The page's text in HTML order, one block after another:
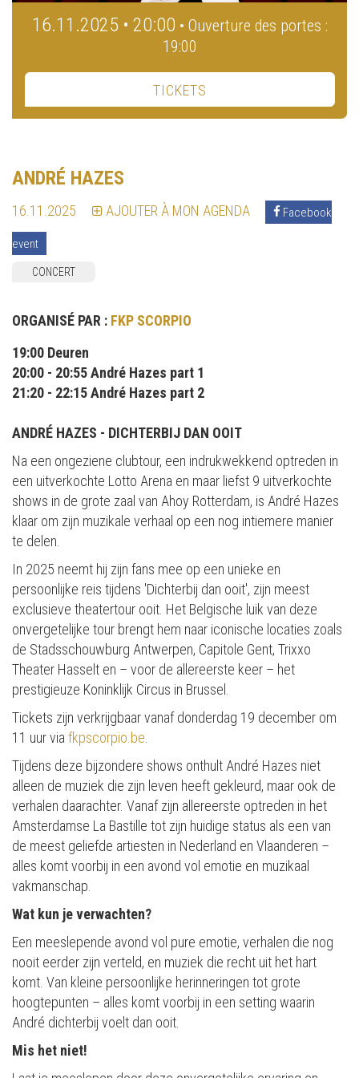
16.11.2025 • 20:00 • Ouverture des portes :
19:00
TICKETS
ANDRÉ HAZES
16.11.2025 AJOUTER À MON AGENDA Facebook
event
CONCERT
ORGANISÉ PAR : FKP SCORPIO
19:00 Deuren
20:00 - 20:55 André Hazes part 1
21:20 - 22:15 André Hazes part 2
ANDRÉ HAZES - DICHTERBIJ DAN OOIT
Na een ongeziene clubtour, een indrukwekkend optreden in
een uitverkochte Lotto Arena en maar liefst 9 uitverkochte
shows in de grote zaal van Ahoy Rotterdam, is André Hazes
klaar om zijn muzikale verhaal op een nog intiemere manier
te delen.
In 2025 neemt hij zijn fans mee op een unieke en
persoonlijke reis tijdens 'Dichterbij dan ooit', zijn meest
exclusieve theatertour ooit. Het Belgische luik van deze
onvergetelijke tour brengt hem naar iconische locaties zoals
de Stadsschouwburg Antwerpen, Capitole Gent, Trixxo
Theater Hasselt en – voor de allereerste keer – het
prestigieuze Koninklijk Circus in Brussel.
Tickets zijn verkrijgbaar vanaf donderdag 19 december om
11 uur viafkpscorpio.be.
Tijdens deze bijzondere shows onthult André Hazes niet
alleen de muziek die zijn leven heeft gekleurd, maar ook de
verhalen daarachter. Vanaf zijn allereerste optreden in het
Amsterdamse La Bastille tot zijn huidige status als een van
de meest geliefde artiesten in Nederland en Vlaanderen –
alles komt voorbij in een avond vol emotie en muzikaal
vakmanschap.
Wat kun je verwachten?
Een meeslepende avond vol pure emotie, verhalen die nog
nooit eerder zijn verteld, en muziek die recht uit het hart
komt. Van kleine persoonlijke herinneringen tot grote
hoogtepunten – alles komt voorbij in een setting waarin
André dichterbij voelt dan ooit.
Mis het niet!